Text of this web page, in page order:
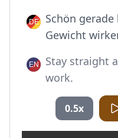
Schön
Gewicht
Stay straight
work.
0.5x